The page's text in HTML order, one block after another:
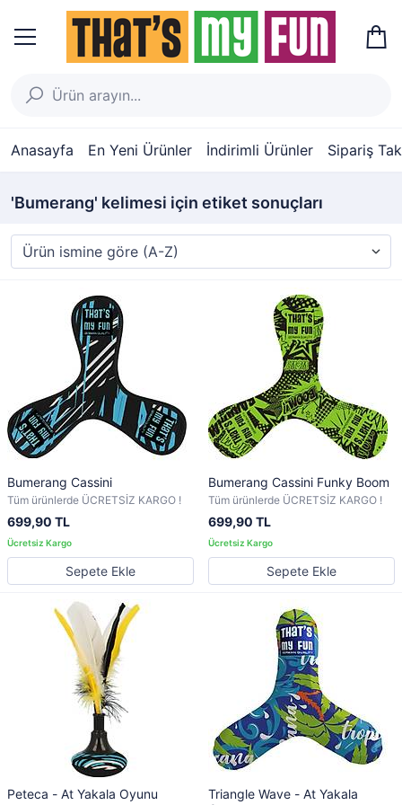
Anasayfa En Yeni Ürünler İndirimli Ürünler Sipariş
'Bumerang' kelimesi için etiket sonuçları
Bumerang Cassini
Tüm ürünlerde ÜCRETSİZ KARGO !
699,90 TL
Sepete Ekle
Bumerang Cassini Funky Boom
Tüm ürünlerde ÜCRETSİZ KARGO !
699,90 TL
Sepete Ekle
Peteca - At Yakala Oyunu
Triangle Wave - At Yakala